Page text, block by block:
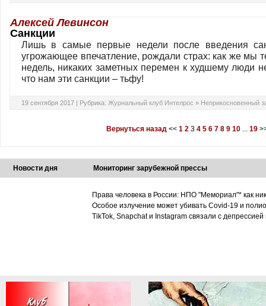
Алексей Левинсон
Санкции
Лишь в самые первые недели после введения
угрожающее впечатление, рождали страх: как же мы
недель, никаких заметных перемен к худшему люди
что нам эти санкции – тьфу!
19 сентября 2017 | Рубрика: Журнальный клуб Интелрос » Неприкосновенный
Вернуться назад << 1 2 3 4 5 6 7 8 9 10 ... 19
Новости дня Мониторинг зарубежной прессы
Права человека в России: НПО "Мемориал"* как
Особое излучение может убивать Covid-19 и
TikTok, Snapchat и Instagram связали с